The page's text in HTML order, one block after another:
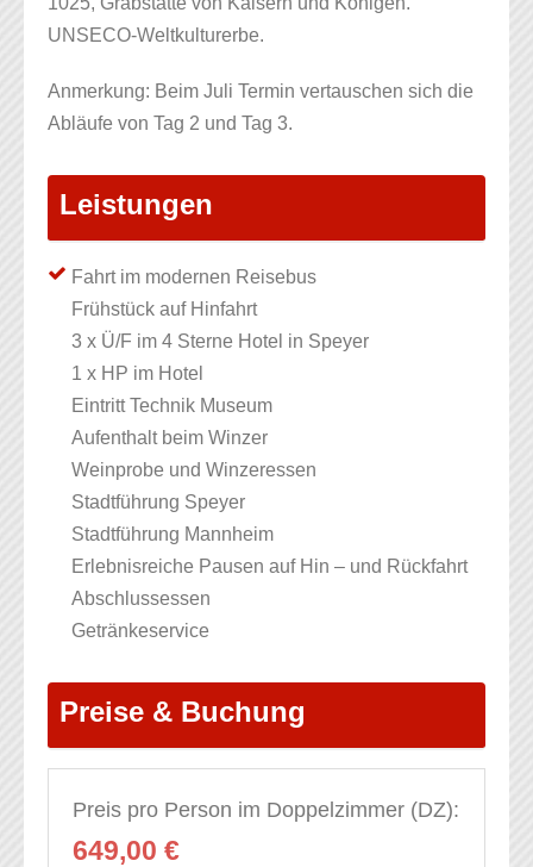
UNSECO-Weltkulturerbe.
Anmerkung: Beim Juli Termin vertauschen sich die
Abläufe von Tag 2 und Tag 3.
Leistungen
Fahrt im modernen Reisebus
Frühstück auf Hinfahrt
3 x Ü/F im 4 Sterne Hotel in Speyer
1 x HP im Hotel
Eintritt Technik Museum
Aufenthalt beim Winzer
Weinprobe und Winzeressen
Stadtführung Speyer
Stadtführung Mannheim
Erlebnisreiche Pausen auf Hin – und Rückfahrt
Abschlussessen
Getränkeservice
Preise & Buchung
Preis pro Person im Doppelzimmer (DZ):
649,00 €